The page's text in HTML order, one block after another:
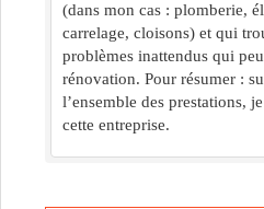
(dans mon cas : plomberie,
carrelage, cloisons) et qui
problèmes inattendus qui
rénovation. Pour résumer :
l’ensemble des prestations,
cette entreprise.